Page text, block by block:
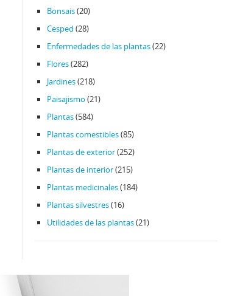
Bonsais(20)
Cesped (28)
Enfermedades de las plantas(22)
Flores(282)
Jardines(218)
Paisajismo (21)
Plantas(584)
Plantas comestibles(85)
Plantas de exterior(252)
Plantas de interior(215)
Plantas medicinales(184)
Plantas silvestres(16)
Utilidades de las plantas(21)